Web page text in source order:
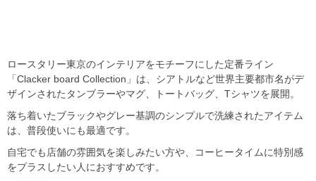
ロースタリー東京のインテリアをモチーフにした定番ライン
「Clacker board Collection」は、シアトルなど世界主要都市名がデ
ザインされたタンブラーやマグ、トートバッグ、Tシャツを展開。
落ち着いたブラックやグレー基調のシンプルで洗練されたアイテム
は、普段使いにも最適です。
自宅でも店舗の雰囲気を楽しみたい方や、コーヒータイムに特別感
をプラスしたい人におすすめです。